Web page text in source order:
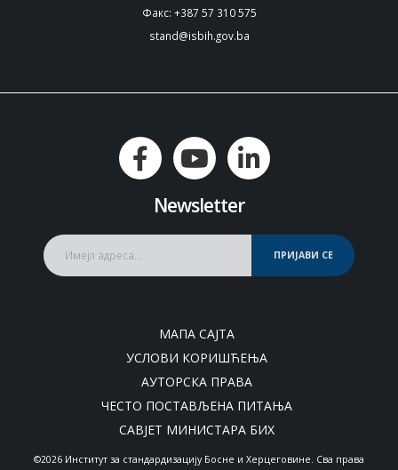
Факс: +387 57 310 575
stand@isbih.gov.ba
Newsletter
ПРИЈАВИ СЕ
МАПА САЈТА
УСЛОВИ КОРИШЋЕЊА
АУТОРСКА ПРАВА
ЧЕСТО ПОСТАВЉЕНА ПИТАЊА
САВЈЕТ МИНИСТАРА БИХ
©2026 Институт за стандардизацију Босне и Херцеговине. Сва права